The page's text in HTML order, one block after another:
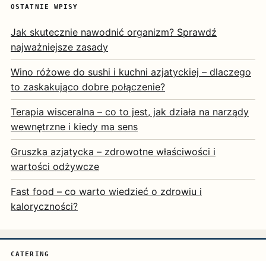
OSTATNIE WPISY
Jak skutecznie nawodnić organizm? Sprawdź
najważniejsze zasady
Wino różowe do sushi i kuchni azjatyckiej – dlaczego
to zaskakująco dobre połączenie?
Terapia wisceralna – co to jest, jak działa na narządy
wewnętrzne i kiedy ma sens
Gruszka azjatycka – zdrowotne właściwości i
wartości odżywcze
Fast food – co warto wiedzieć o zdrowiu i
kaloryczności?
CATERING